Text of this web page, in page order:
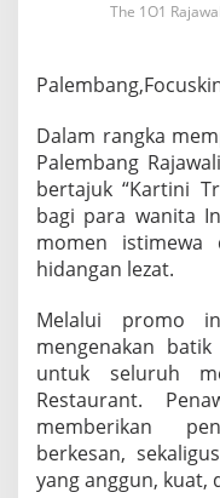
i
T
e
t
i
O
1
P
a
l
e
m
The 1O1
Dalam rangka
Palembang
bertajuk “Kartini
bagi para wanita
momen istimewa
hidangan lezat.
Melalui promo
mengenakan
untuk seluruh
Restaurant.
memberikan
berkesan,
yang anggun, kuat,